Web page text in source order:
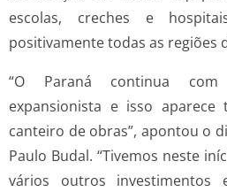
escolas, creches e
positivamente todas as regiões
“O Paraná continua
expansionista e isso
canteiro de obras”, apontou o
Paulo Budal. “Tivemos neste
vários outros investimentos